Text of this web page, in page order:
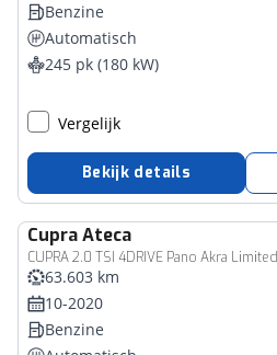
Benzine
Automatisch
245 pk (180 kW)
Vergelijk
Bekijk details
CupraAteca
CUPRA 2.0 TSI 4DRIVE Pano Akra
63.603 km
10-2020
Benzine